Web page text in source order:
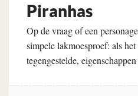
Piranhas
Op de vraag of een
simpele lakmoesproef: als
tegengestelde,